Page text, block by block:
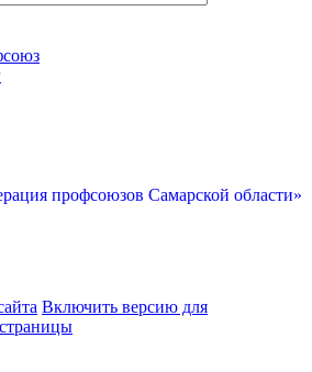
профсоюзов Самарской области»
Включить версию для